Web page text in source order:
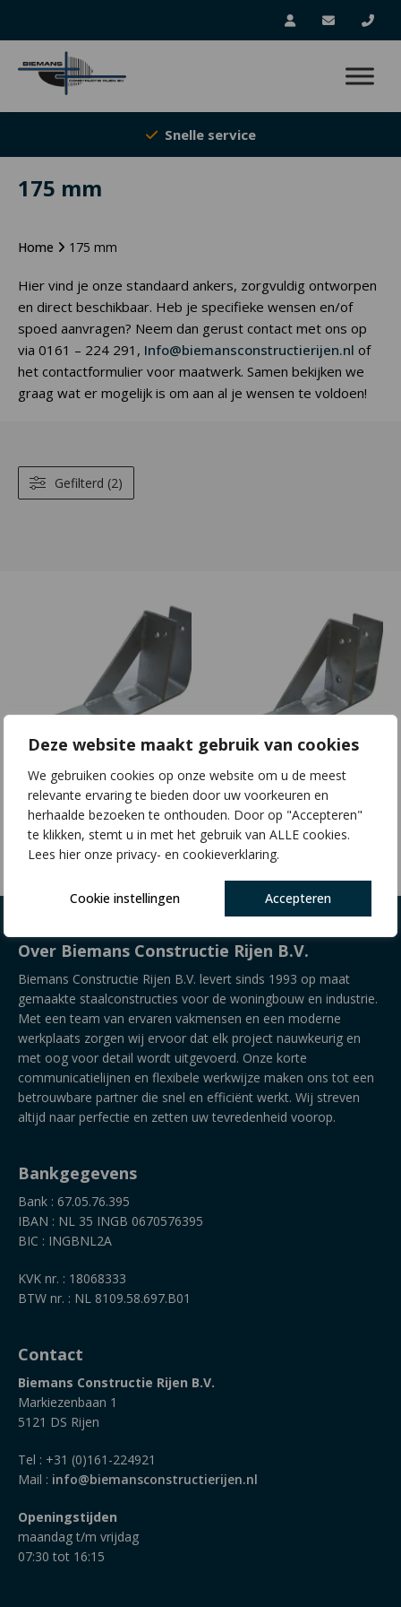
Deze website maakt gebruik van cookies
We gebruiken cookies op onze website om u de meest
relevante ervaring te bieden door uw voorkeuren en
herhaalde bezoeken te onthouden. Door op "Accepteren"
te klikken, stemt u in met het gebruik van ALLE cookies.
Lees hier onze privacy- en cookieverklaring.
Cookie instellingen Accepteren
Snelle service
175 mm
Home 175 mm
Hier vind je onze standaard ankers, zorgvuldig ontworpen
en direct beschikbaar. Heb je specifieke wensen en/of
spoed aanvragen? Neem dan gerust contact met ons op
via 0161 – 224 291, Info@biemansconstructierijen.nl of
het contactformulier voor maatwerk. Samen bekijken we
graag wat er mogelijk is om aan al je wensen te voldoen!
Gefilterd (2)
F11 | S80x8 |
L315x175
€14,72
F20 | S80x8 |
L315x175
€17,23
Over Biemans Constructie Rijen B.V.
Biemans Constructie Rijen B.V. levert sinds 1993 op maat
gemaakte staalconstructies voor de woningbouw en industrie.
Met een team van ervaren vakmensen en een moderne
werkplaats zorgen wij ervoor dat elk project nauwkeurig en
met oog voor detail wordt uitgevoerd. Onze korte
communicatielijnen en flexibele werkwijze maken ons tot een
betrouwbare partner die snel en efficiënt werkt. Wij streven
altijd naar perfectie en zetten uw tevredenheid voorop.
Bankgegevens
Bank : 67.05.76.395
IBAN : NL 35 INGB 0670576395
BIC : INGBNL2A
KVK nr. : 18068333
BTW nr. : NL 8109.58.697.B01
Contact
Biemans Constructie Rijen B.V.
Markiezenbaan 1
5121 DS Rijen
Tel : +31 (0)161-224921
Mail : info@biemansconstructierijen.nl
Openingstijden
maandag t/m vrijdag
07:30 tot 16:15